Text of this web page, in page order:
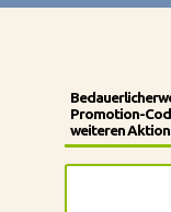
Promotion-
weiteren